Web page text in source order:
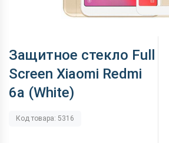
Защитное стекло Full
Screen Xiaomi Redmi
6a (White)
Код товара: 5316